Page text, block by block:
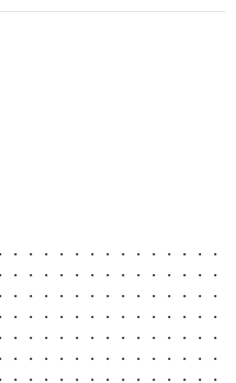
・・・・・・・・・・・・・
・・・・・・・・・・・・・
・・・・・・・・・・・・・
・・・・・・・・・・・・・
・・・・・・・・・・・・・
・・・・・・・・・・・・・